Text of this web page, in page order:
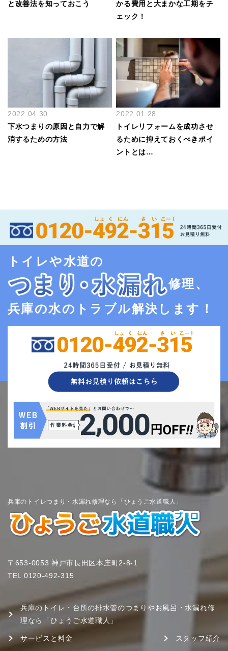
と改善法を知っておこう
かる費用と大まかな工期をチ
ェック！
2022.04.30
下水つまりの原因と自力で解
消するための方法
2022.01.28
トイレリフォームを成功させ
るために抑えておくべきポイ
ントとは…
トイレや水道の
修理、
兵庫の水のトラブル解決します！
兵庫のトイレつまり・水漏れ修理なら「ひょうご水道職人」
〒653-0053 神戸市長田区本庄町2-8-1
TEL 0120-492-315
兵庫のトイレ・台所の排水管のつまりやお風呂・水漏れ修
理なら「ひょうご水道職人」
サービスと料金 スタッフ紹介